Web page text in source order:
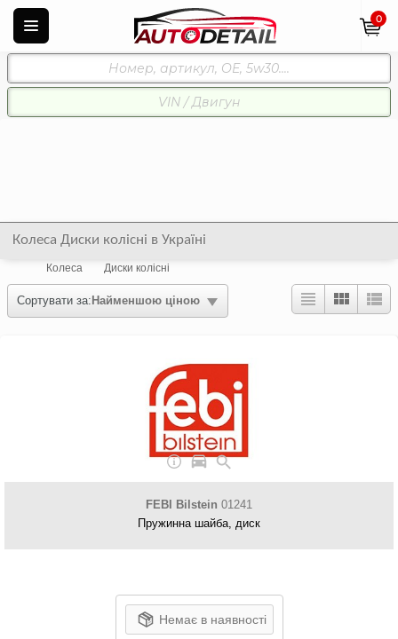
0
Колеса Диски колісні в Україні
Колеса Диски колісні
Сортувати за: Найменшою ціною
FEBI Bilstein 01241
Пружинна шайба, диск
Немає в наявності